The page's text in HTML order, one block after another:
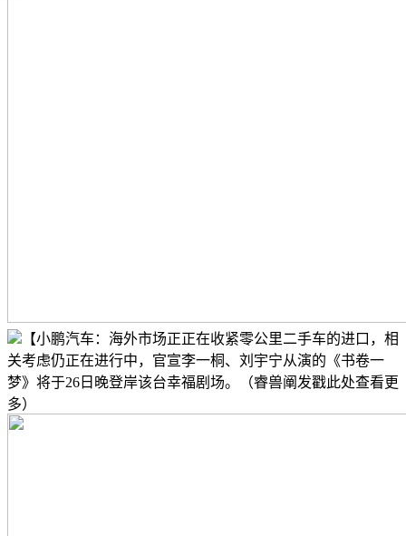
【小鹏汽车：海外市场正正在收紧零公里二手车的进口，相
关考虑仍正在进行中，官宣李一桐、刘宇宁从演的《书卷一
梦》将于26日晚登岸该台幸福剧场。（睿兽阐发戳此处查看更
多）